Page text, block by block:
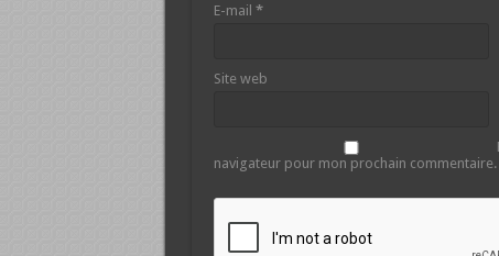
E-mail *
Site web
navigateur pour mon prochain commentaire.